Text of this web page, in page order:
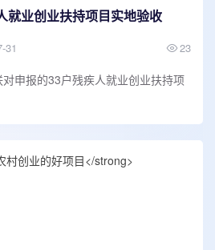
就业创业扶持项目实地验收
31 23
申报的33户残疾人就业创业扶持项